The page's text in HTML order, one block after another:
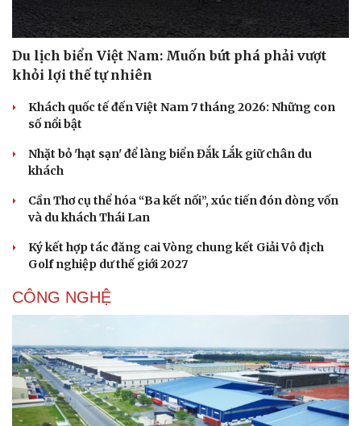
Văn hóa
Sân khấu - Điện ảnh
Văn học
Âm nhạc
Di sản
Giải trí
Nghệ sĩ
Thời trang
Sao Việt
Du lịch biển Việt Nam: Muốn bứt phá phải vượt
khỏi lợi thế tự nhiên
Khách quốc tế đến Việt Nam 7 tháng 2026: Những con
số nổi bật
Nhặt bỏ 'hạt sạn' để làng biển Đắk Lắk giữ chân du
khách
Cần Thơ cụ thể hóa “Ba kết nối”, xúc tiến đón dòng vốn
và du khách Thái Lan
Ký kết hợp tác đăng cai Vòng chung kết Giải Vô địch
Golf nghiệp dư thế giới 2027
CÔNG NGHỆ